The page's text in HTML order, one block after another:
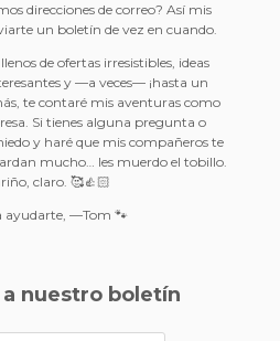
direcciones de correo? Así mis
un boletín de vez en cuando.
de ofertas irresistibles, ideas
y —a veces— ¡hasta un
te contaré mis aventuras como
Si tienes alguna pregunta o
y haré que mis compañeros te
mucho… les muerdo el tobillo.
claro. 🥰👍🏻
ayudarte, —Tom 🐾
nuestro boletín